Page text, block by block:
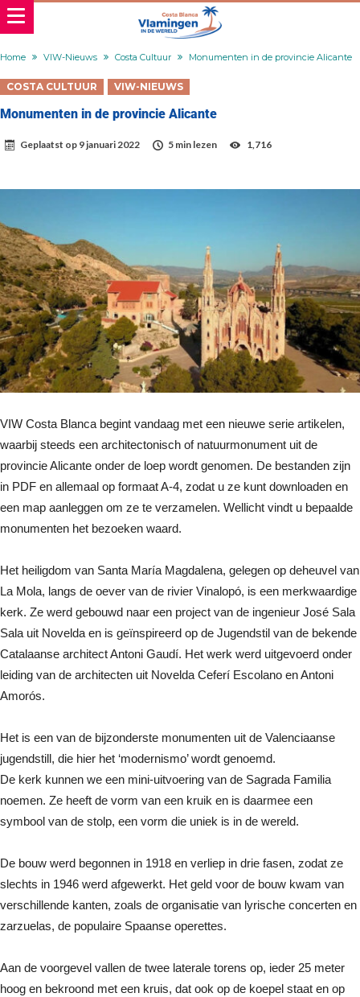
Home VIW-Nieuws Costa Cultuur Monumenten in de provincie Alicante
COSTA CULTUUR VIW-NIEUWS
Monumenten in de provincie Alicante
Geplaatst op 9 januari 2022 5 min lezen 1,716
VIW Costa Blanca begint vandaag met een nieuwe serie artikelen,
waarbij steeds een architectonisch of natuurmonument uit de
provincie Alicante onder de loep wordt genomen. De bestanden zijn
in PDF en allemaal op formaat A-4, zodat u ze kunt downloaden en
een map aanleggen om ze te verzamelen. Wellicht vindt u bepaalde
monumenten het bezoeken waard.
Het heiligdom van Santa María Magdalena, gelegen op deheuvel van
La Mola, langs de oever van de rivier Vinalopó, is een merkwaardige
kerk. Ze werd gebouwd naar een project van de ingenieur José Sala
Sala uit Novelda en is geïnspireerd op de Jugendstil van de bekende
Catalaanse architect Antoni Gaudí. Het werk werd uitgevoerd onder
leiding van de architecten uit Novelda Ceferí Escolano en Antoni
Amorós.
Het is een van de bijzonderste monumenten uit de Valenciaanse
jugendstill, die hier het ‘modernismo’ wordt genoemd.
De kerk kunnen we een mini-uitvoering van de Sagrada Familia
noemen. Ze heeft de vorm van een kruik en is daarmee een
symbool van de stolp, een vorm die uniek is in de wereld.
De bouw werd begonnen in 1918 en verliep in drie fasen, zodat ze
slechts in 1946 werd afgewerkt. Het geld voor de bouw kwam van
verschillende kanten, zoals de organisatie van lyrische concerten en
zarzuelas, de populaire Spaanse operettes.
Aan de voorgevel vallen de twee laterale torens op, ieder 25 meter
hoog en bekroond met een kruis, dat ook op de koepel staat en op